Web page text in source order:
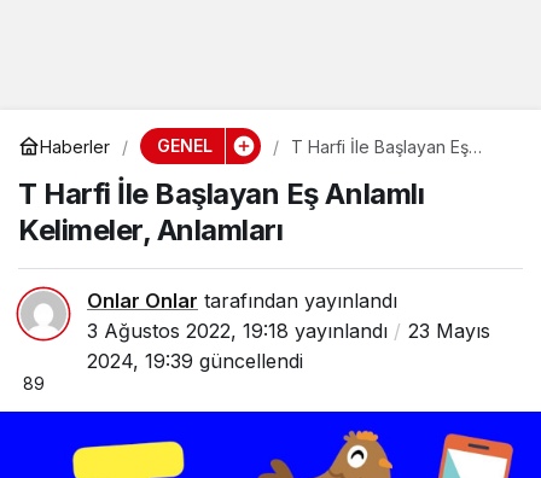
Haberler GENEL
T Harfi İle Başlayan Eş
T Harfi İle Başlayan Eş Anlamlı
Kelimeler, Anlamları
Onlar Onlar tarafından yayınlandı
3 Ağustos 2022, 19:18 yayınlandı
23 Mayıs
2024, 19:39 güncellendi
89